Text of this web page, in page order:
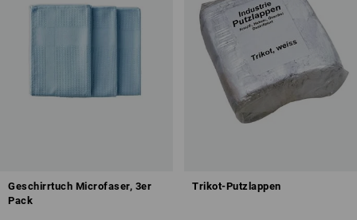
Geschirrtuch Microfaser, 3er
Pack
Trikot-Putzlappen